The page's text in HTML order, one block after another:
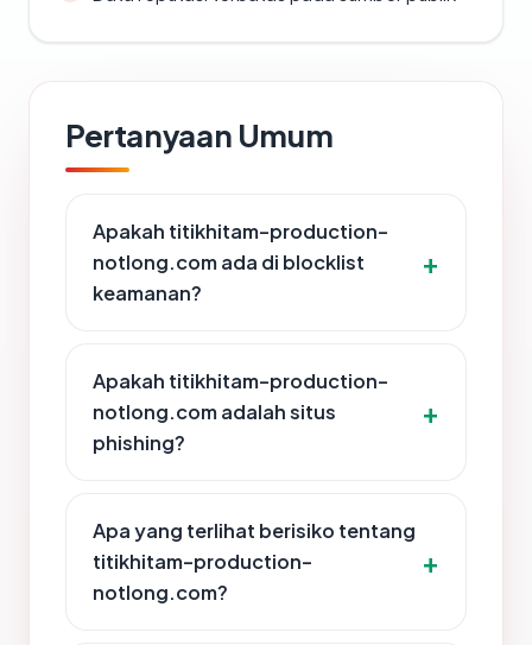
Pertanyaan Umum
Apakah titikhitam-production-
notlong.com ada di blocklist
keamanan?
Apakah titikhitam-production-
notlong.com adalah situs
phishing?
Apa yang terlihat berisiko tentang
titikhitam-production-
notlong.com?